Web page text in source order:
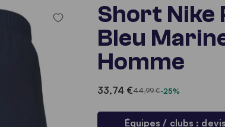
Short Nike
Bleu
Homme
33,74 €44,99 €-25%
Équipes / clubs :